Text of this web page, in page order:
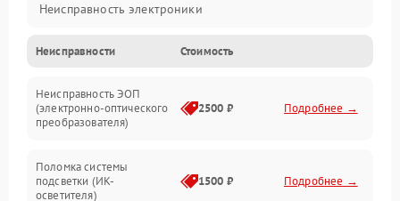
Неисправность электроники
Механические повреждения
Неисправность управления
Оптика
Неисправности Стоимость
Неисправность ЭОП
(электронно-оптического
преобразователя)
2500 ₽ Подробнее →
Поломка системы
подсветки (ИК-
осветителя)
1500 ₽ Подробнее →